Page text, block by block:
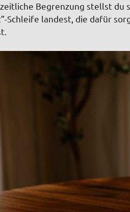
Begrenzung stellst du
Schleife landest, die dafür